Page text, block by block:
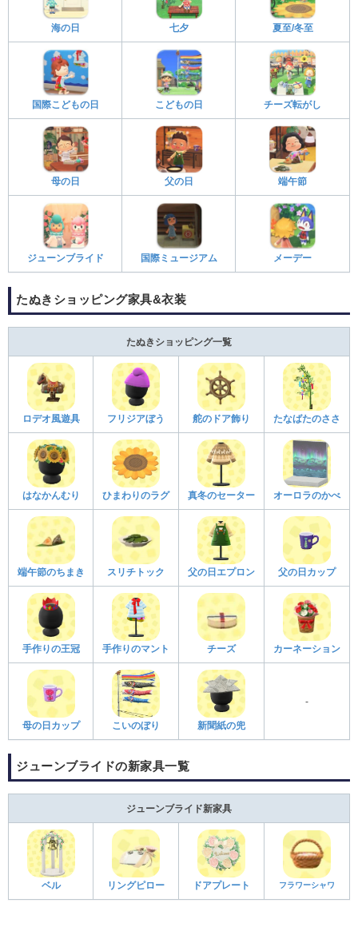
海の日 七夕 夏至/冬至
国際こどもの日 こどもの日 チーズ転がし
母の日 父の日 端午節
ジューンブライド 国際ミュージアム メーデー
たぬきショッピング家具&衣装
たぬきショッピング一覧
ロデオ風遊具 フリジアぼう 舵のドア飾り たなばたのささ
はなかんむり ひまわりのラグ 真冬のセーター オーロラのかべ
端午節のちまき スリチトック 父の日エプロン 父の日カップ
手作りの王冠 手作りのマント チーズ カーネーション
母の日カップ こいのぼり 新聞紙の兜
-
ジューンブライドの新家具一覧
ジューンブライド新家具
ベル リングピロー ドアプレート フラワーシャワ